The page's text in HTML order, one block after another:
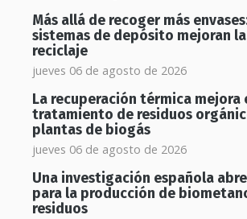
Más allá de recoger más
sistemas de depósito mejoran
reciclaje
jueves 06 de agosto de 2026
La recuperación térmica mejora
tratamiento de residuos
plantas de biogás
jueves 06 de agosto de 2026
Una investigación española
para la producción de
residuos